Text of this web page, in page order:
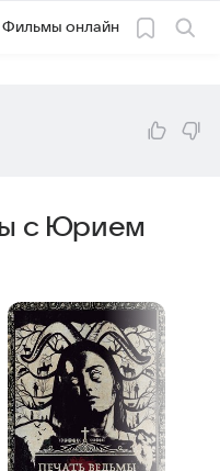
Фильмы онлайн
с Юрием